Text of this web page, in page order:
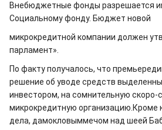
Внебюджетные фонды разрешается
Социальному фонду. Бюджет новой
микрокредитной компании должен
парламент».
По факту получалось, что
решение об уводе средств
инвестором, на сомнительную скоро-
микрокредитную организацию.Кроме
дела, дамокловыммечом над шеей